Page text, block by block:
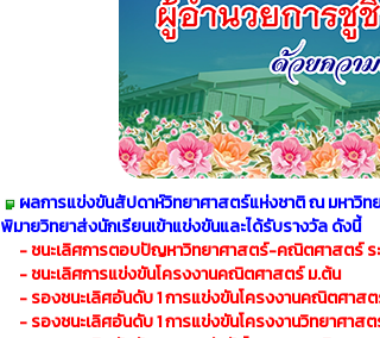
ผลการแข่งขันสัปดาห์วิทยาศาสตร์แห่งชาติ ณ มหาวิท
พิมายวิทยาส่งนักเรียนเข้าแข่งขันและได้รับรางวัล ดังนี้
- ชนะเลิศการตอบปัญหาวิทยาศาสตร์-คณิตศาสตร์ ร
- ชนะเลิศการแข่งขันโครงงานคณิตศาสตร์ ม.ต้น
- รองชนะเลิศอันดับ 1 การแข่งขันโครงงานคณิตศาส
- รองชนะเลิศอันดับ 1 การแข่งขันโครงงานวิทยาศาส